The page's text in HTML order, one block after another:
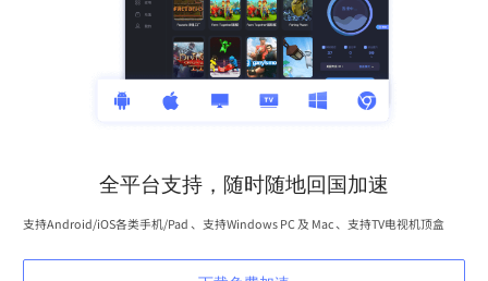
全平台支持，随时随地回国加速
支持Android/iOS各类手机/Pad 、支持Windows PC 及 Mac 、支持TV电视机顶盒